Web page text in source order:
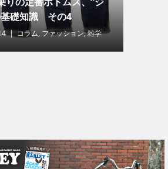
基礎知識 その4
コラム, ファッション,雑学